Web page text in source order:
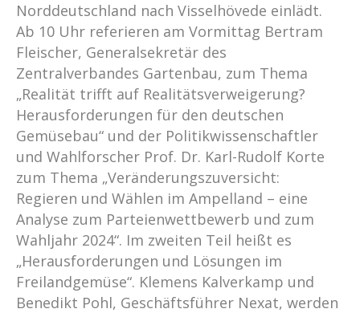
Norddeutschland nach Visselhövede einlädt.
Ab 10 Uhr referieren am Vormittag Bertram
Fleischer, Generalsekretär des
Zentralverbandes Gartenbau, zum Thema
„Realität trifft auf Realitätsverweigerung?
Herausforderungen für den deutschen
Gemüsebau“ und der Politikwissenschaftler
und Wahlforscher Prof. Dr. Karl-Rudolf Korte
zum Thema „Veränderungszuversicht:
Regieren und Wählen im Ampelland – eine
Analyse zum Parteienwettbewerb und zum
Wahljahr 2024“. Im zweiten Teil heißt es
„Herausforderungen und Lösungen im
Freilandgemüse“. Klemens Kalverkamp und
Benedikt Pohl, Geschäftsführer Nexat, werden